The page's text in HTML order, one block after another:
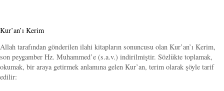
Kur’an’ı Kerim
Allah tarafından gönderilen ilahi kitapların sonuncusu olan Kur’an’ı Kerim,
son peygamber Hz. Muhammed’e (s.a.v.) indirilmiştir. Sözlükte toplamak,
okumak, bir araya getirmek anlamına gelen Kur’an, terim olarak şöyle tarif
edilir: